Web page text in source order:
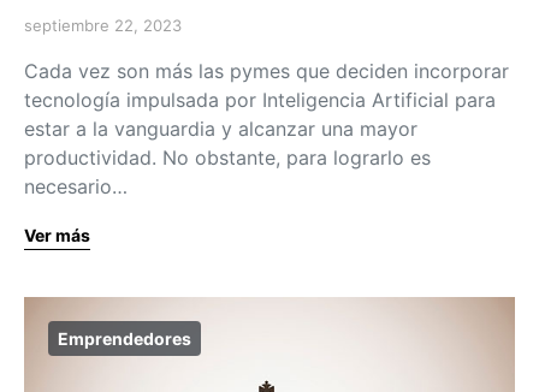
septiembre 22, 2023
Cada vez son más las pymes que deciden incorporar
tecnología impulsada por Inteligencia Artificial para
estar a la vanguardia y alcanzar una mayor
productividad. No obstante, para lograrlo es
necesario…
Ver más
Emprendedores